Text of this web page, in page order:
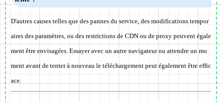
D'autres causes telles que des pannes du service, des modifications tempor
aires des paramètres, ou des restrictions de CDN ou de proxy peuvent égale
ment être envisagées. Essayer avec un autre navigateur ou attendre un mo
ment avant de tenter à nouveau le téléchargement peut également être effic
ace.